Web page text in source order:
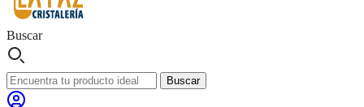
Buscar
Buscar